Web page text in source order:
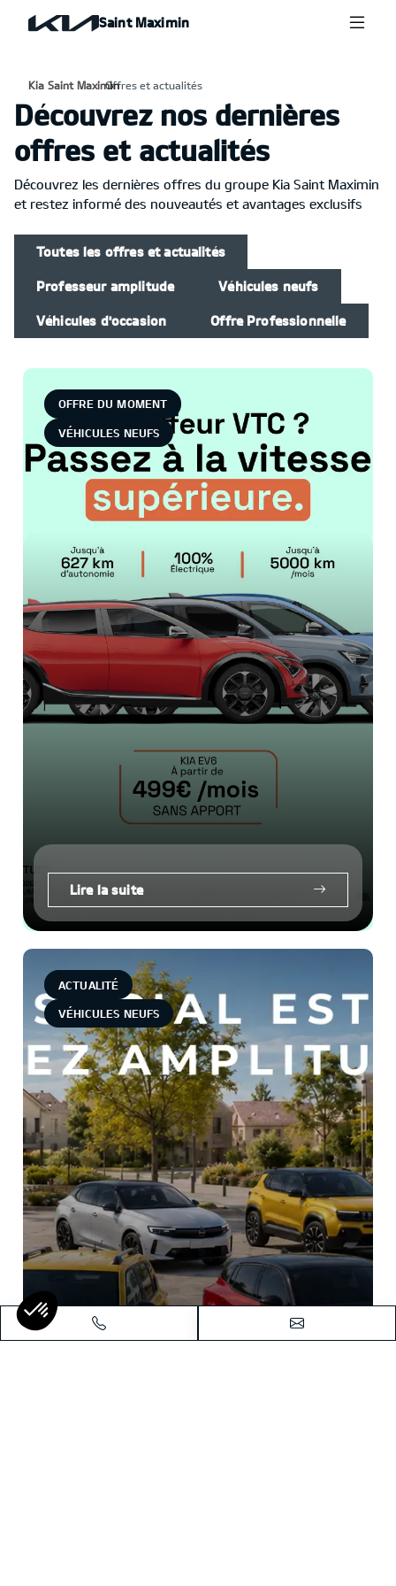
Saint Maximin
Kia Saint Maximin
›
Offres et actualités
Découvrez nos dernières
offres et actualités
Découvrez les dernières offres du groupe Kia Saint Maximin
et restez informé des nouveautés et avantages exclusifs
Toutes les offres et actualités
Professeur amplitude Véhicules neufs
Véhicules d'occasion Offre Professionnelle
OFFRE DU MOMENT
VÉHICULES NEUFS
Lire la suite
ACTUALITÉ
VÉHICULES NEUFS